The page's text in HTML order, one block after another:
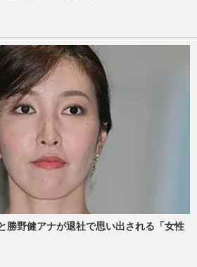
勝野健アナが退社で思い出される「女性